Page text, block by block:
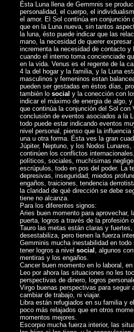
Ésta Luna llena de Gemmnis se
personalidad, el cuerpo, el
el amor. El Sol continúa en conjunción
que en la Luna nueva, sin tantos
la luna, ésto puede indicar que las
mano, la necesidad de querer
incrementa la necesidad de contacto y
cuando el interno toma concienciade
en la vida. Venus es el regente de la
4 la del hogar y la familia, y la Luna
masculinos y femeninos estan
pueden ser gestadas en éstos días,
también lo social y la conección con
indicar el máximo de energia de algo,
que continúa la conjunción del Sol con
conclusión de eventos asociados a la
todo puede estar indicando eventos
nivel personal, pienso que la
una u otra forma. Ésta ves la gran
Júpiter, Neptuno, y los Nodos
continúen los conflictos
políticos, sociales, muchísimas
escrúpulos, todo en pos del poder. La
depresivas, inseguridad, miedos
engaños, traiciones, tendencia
la claridad de qué dirección se debe
tiene no alcanza.
Para los diferentes signos:
Aries buen momento para aprovechar,
puerta, logros a través de la profesión
Tauro las metas están claras y
desestabiliza, pero tienen la fuerza
Gemminis mucha inestabilidad en
tener logros a nivel social , algunos
mentiras y los engaños.
Cancer buen momento en lo laboral,
Leo por ahora las situaciones no les
perspectivas de dinero, logros
Virgo buenas perspectivas para seguir
cambiar de trabajo, ni viajar.
Libra están refugiados en su familia y
poco más relajados que en otros
momentos mejores.
Escorpio mucha fuerza interior, las